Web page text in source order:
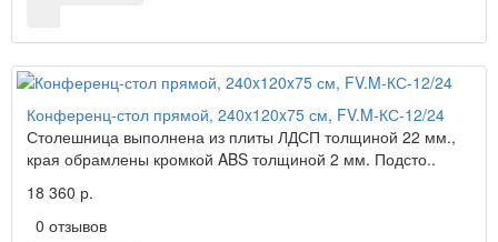
Конференц-стол прямой, 240x120x75 см, FV.M-КС-12/24
Столешница выполнена из плиты ЛДСП толщиной 22 мм.,
края обрамлены кромкой ABS толщиной 2 мм. Подсто..
18 360 р.
0 отзывов